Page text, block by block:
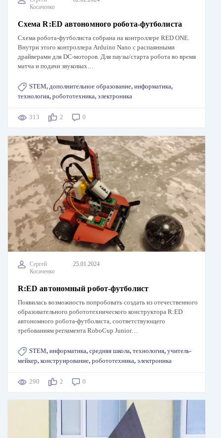
Косаченко
Схема R:ED автономного робота-футболиста
Схема робота-футболиста собрана на контроллере RED ONE.
Внутри этого контроллера Arduino Nano с распаянными
драйверами для DC-моторов. Для паузы/старта робота во время
матча и подачи звуковых…
STEM, дополнительное образование, информатика,
технология, робототехника, электроника
313 2 0
Сергей
Косаченко
25.01.2024
R:ED автономный робот-футболист
Появилась возможность попробовать создать из отечественного
образовательного робототехнического конструктора R:ED
автономного робота-футболиста, соответствующего
требованиям регламента RoboCup Junior…
STEM, информатика, средняя школа, технология, учитель-
мейкер, конструирование, робототехника, электроника
290 2 0